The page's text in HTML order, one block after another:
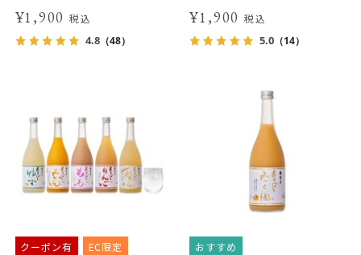
¥1,900税込
4.8（48）
¥1,900 税込
5.0 （14）
クーポン有 EC限定 おすすめ